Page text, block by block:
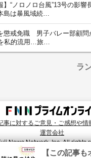
】“ノロノロ台風”13号の影響
は暴風域続…
懲戒免職 男子バレー部顧問
私的流用…旅…
ラ
事に対するご意見・ご感想や情
運営会社
News Network, Inc. All rights
ザのニーズ・興味・関⼼に合致したコ
【この記事も